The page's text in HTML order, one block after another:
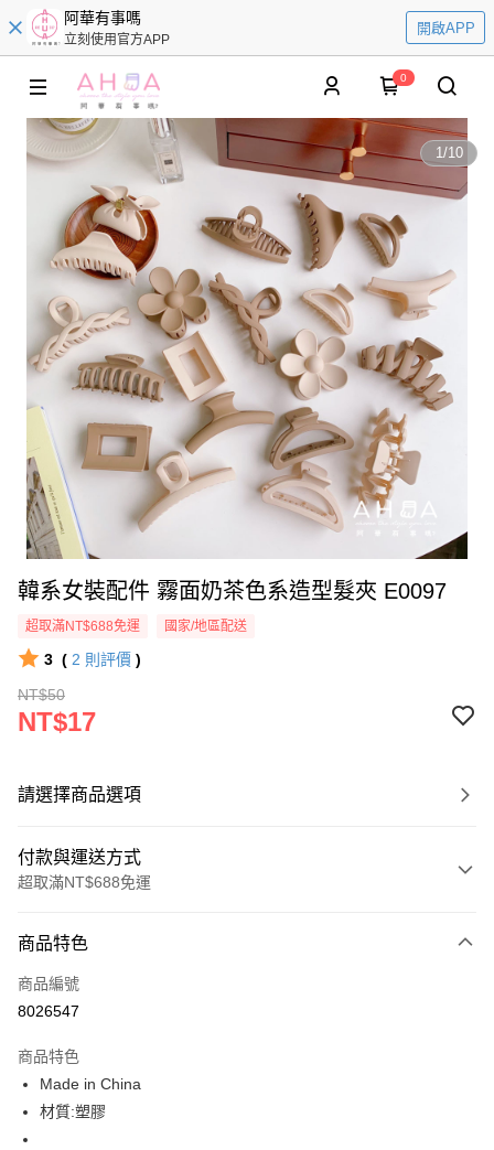
阿華有事嗎
立刻使用官方APP
開啟APP
0
1/10
韓系女裝配件 霧面奶茶色系造型髮夾 E0097
超取滿NT$688免運 國家/地區配送
3 ( 2 則評價 )
NT$50
NT$17
請選擇商品選項
付款與運送方式
超取滿NT$688免運
信用卡一次付款
超商取貨付款
Apple Pay
街口支付
商品特色
商品編號
8026547
商品特色
Made in China
材質:塑膠